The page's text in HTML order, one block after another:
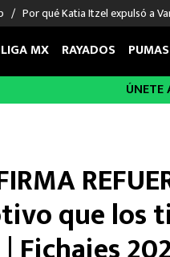
Por qué Katia Itzel expulsó a
MEXICANOS EN EL
Memo Ochoa
Edson Álvarez
Santiago Giménez
LIGA MX RAYADOS PUMAS
ÚNETE
que los